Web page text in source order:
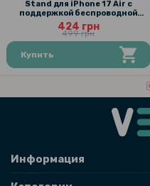
Stand для iPhone 17 Air с
поддержкой беспроводной
зарядки
424 грн
499 грн
Купить
Информация